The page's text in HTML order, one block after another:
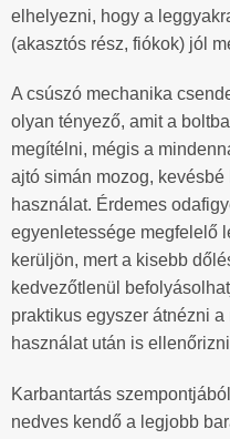
elhelyezni, hogy a
(akasztós rész, fiókok) jól
A csúszó mechanika
olyan tényező, amit a
megítélni, mégis a
ajtó simán mozog,
használat. Érdemes
egyenletessége megfelelő
kerüljön, mert a kisebb
kedvezőtlenül
praktikus egyszer átnézni
használat után is
Karbantartás
nedves kendő a legjobb